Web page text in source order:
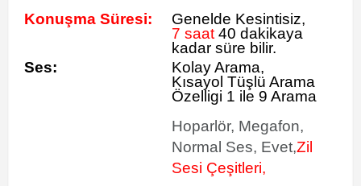
Konuşma Süresi:
Genelde Kesintisiz,
7 saat 40 dakikaya
kadar süre bilir.
Ses:
Kolay Arama,
Kısayol Tüşlü Arama
Özelligi 1 ile 9 Arama
Hoparlör, Megafon,
Normal Ses, Evet,Zil
Sesi Çeşitleri,